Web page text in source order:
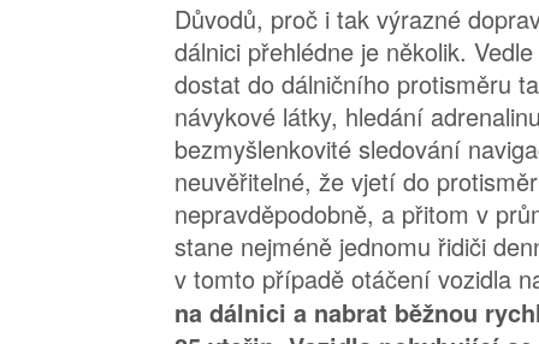
Důvodů, proč i tak výrazné
dálnici přehlédne je několik.
dostat do dálničního protisměru
návykové látky, hledání
bezmyšlenkovité sledování
neuvěřitelné, že vjetí do
nepravděpodobně, a přitom v
stane nejméně jednomu řidiči
v tomto případě otáčení vozidla
na dálnici a nabrat běžnou